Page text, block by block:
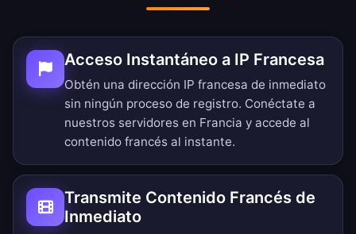
Acceso Instantáneo a IP Francesa
Obtén una dirección IP francesa de inmediato
sin ningún proceso de registro. Conéctate a
nuestros servidores en Francia y accede al
contenido francés al instante.
Transmite Contenido Francés de
Inmediato